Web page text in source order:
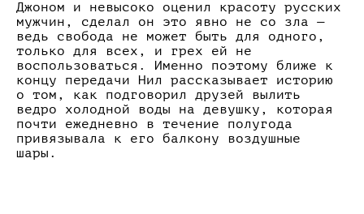
Джоном и невысоко оценил красоту русских
мужчин, сделал он это явно не со зла —
ведь свобода не может быть для одного,
только для всех, и грех ей не
воспользоваться. Именно поэтому ближе к
концу передачи Нил рассказывает историю
о том, как подговорил друзей вылить
ведро холодной воды на девушку, которая
почти ежедневно в течение полугода
привязывала к его балкону воздушные
шары.